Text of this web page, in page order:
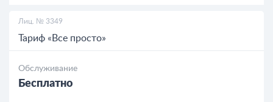
Лиц. № 3349
Тариф «Все просто»
Обслуживание
Бесплатно